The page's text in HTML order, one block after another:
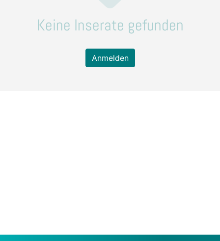
Keine Inserate gefunden
Anmelden